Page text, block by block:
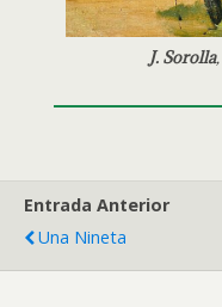
J. Sorolla,
Entrada Anterior
Una Nineta